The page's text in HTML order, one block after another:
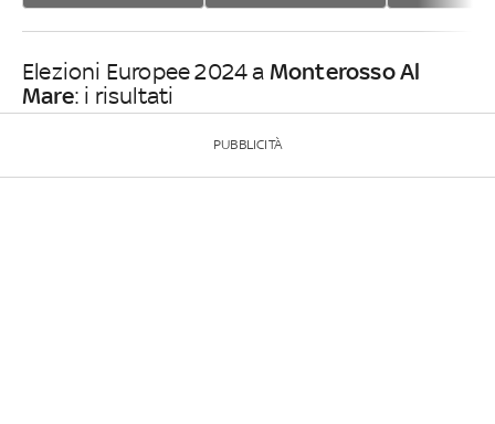
Elezioni Europee 2024 a Monterosso Al
Mare: i risultati
PUBBLICITÀ